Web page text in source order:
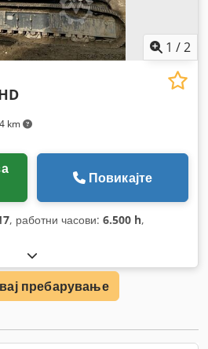
1 /2
km
Повикајте
, работни часови: 6.500 h,
пребарување